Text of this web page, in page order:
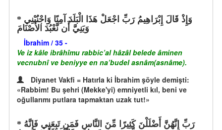
وَبَنِيَّ أَن نَّعْبُدَ الأَصْنَامَ
İbrahim / 35 -
Ve iz kâle ibrâhîmu rabbic’al hâzâl belede âminen
vecnubnî ve beniyye en na’budel asnâm(asnâme).
Diyanet Vakfi = Hatırla ki İbrahim şöyle demişti:
«Rabbim! Bu şehri (Mekke'yi) emniyetli kıl, beni ve
oğullarımı putlara tapmaktan uzak tut!»